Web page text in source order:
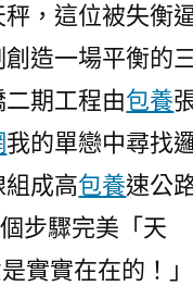
，這位被失衡
造一場平衡的
期工程由包養
我的單戀中尋找
成高包養速公
步驟完美「天
實實在在的！」